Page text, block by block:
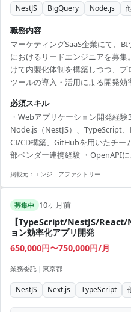
NestJS BigQuery Node.js
職務内容
マーケティングSaaS企業にて、
におけるリードエンジニアを募
けて内製化体制を構築しつつ、
ツールの導入・活用による開発
組織の両軸から貢献できるポジシ
言語：TypeScript、Node.js（
BigQuery、dbt ・インフラ：GCP
GitHub ・生成AIツール：Copilot
必須スキル
・Webアプリケーション開発経
Node.js（NestJS）、TypeScript
CI/CD構築、GitHubを用いたチー
部ベンダー連携経験 ・OpenAPI
掲載元： エンジニアファクトリー
募集中 10ヶ月前
【TypeScript/NestJS/React/
ョン効率化アプリ開発
650,000円〜750,000円/月
業務委託 | 東京都
NestJS Next.js TypeScript